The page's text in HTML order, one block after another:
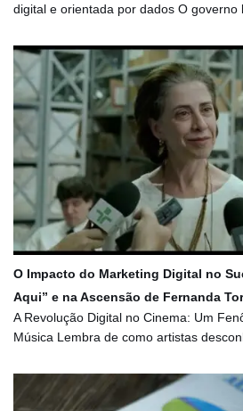
digital e orientada por dados O governo
O Impacto do Marketing Digital no
Aqui” e na Ascensão de Fernanda
A Revolução Digital no Cinema: Um
Música Lembra de como artistas